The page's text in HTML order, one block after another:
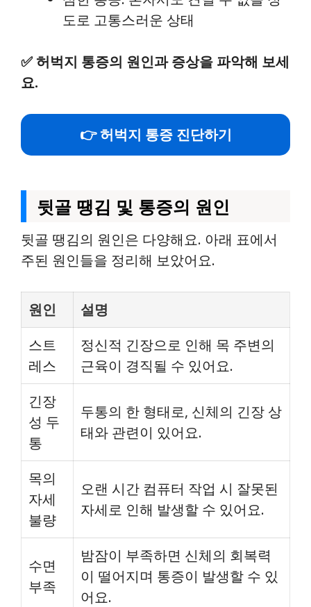
도로 고통스러운 상태
✅ 허벅지 통증의 원인과 증상을 파악해 보세
요.
👉 허벅지 통증 진단하기
뒷골 땡김 및 통증의 원인
뒷골 땡김의 원인은 다양해요. 아래 표에서
주된 원인들을 정리해 보았어요.
원인
설명
스트
레스
정신적 긴장으로 인해 목 주변의
근육이 경직될 수 있어요.
긴장
성 두
통
두통의 한 형태로, 신체의 긴장 상
태와 관련이 있어요.
목의
자세
불량
오랜 시간 컴퓨터 작업 시 잘못된
자세로 인해 발생할 수 있어요.
수면
부족
밤잠이 부족하면 신체의 회복력
이 떨어지며 통증이 발생할 수 있
어요.